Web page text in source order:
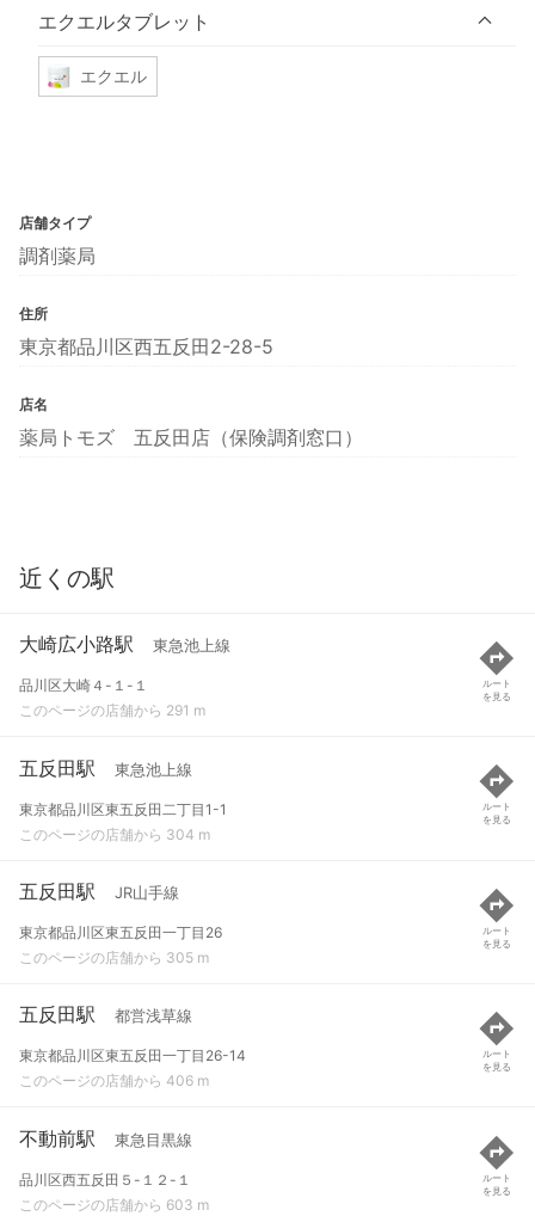
エクエルタブレット
エクエル
店舗タイプ
調剤薬局
住所
東京都品川区西五反田2-28-5
店名
薬局トモズ 五反田店（保険調剤窓口）
近くの駅
大崎広小路駅 東急池上線
品川区大崎４-１-１
このページの店舗から 291 m
ルート
を見る
五反田駅 東急池上線
東京都品川区東五反田二丁目1-1
このページの店舗から 304 m
ルート
を見る
五反田駅 JR山手線
東京都品川区東五反田一丁目26
このページの店舗から 305 m
ルート
を見る
五反田駅 都営浅草線
東京都品川区東五反田一丁目26-14
このページの店舗から 406 m
ルート
を見る
不動前駅 東急目黒線
品川区西五反田５-１２-１
このページの店舗から 603 m
ルート
を見る